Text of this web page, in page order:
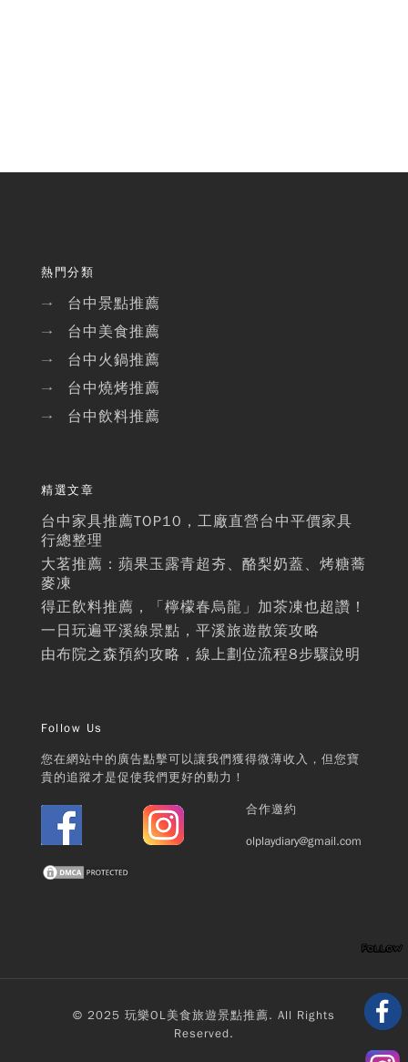
熱門分類
→ 台中景點推薦
→ 台中美食推薦
→ 台中火鍋推薦
→ 台中燒烤推薦
→ 台中飲料推薦
精選文章
台中家具推薦TOP10，工廠直營台中平價家具
行總整理
大茗推薦：蘋果玉露青超夯、酪梨奶蓋、烤糖蕎
麥凍
得正飲料推薦，「檸檬春烏龍」加茶凍也超讚！
一日玩遍平溪線景點，平溪旅遊散策攻略
由布院之森預約攻略，線上劃位流程8步驟說明
Follow Us
您在網站中的廣告點擊可以讓我們獲得微薄收入，但您寶
貴的追蹤才是促使我們更好的動力！
合作邀約
olplaydiary@gmail.com
© 2025 玩樂OL美食旅遊景點推薦. All Rights
Reserved.